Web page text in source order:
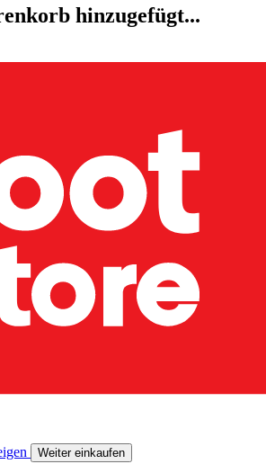
hinzugefügt...
Weiter einkaufen